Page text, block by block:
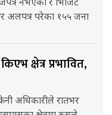
नभएका र भिजिट
अलपत्र परेका १५५ जना
क्षेत्र प्रभावित,
अधिकारीले रातभर